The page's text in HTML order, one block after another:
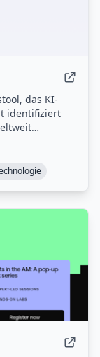
das KI-
identifiziert